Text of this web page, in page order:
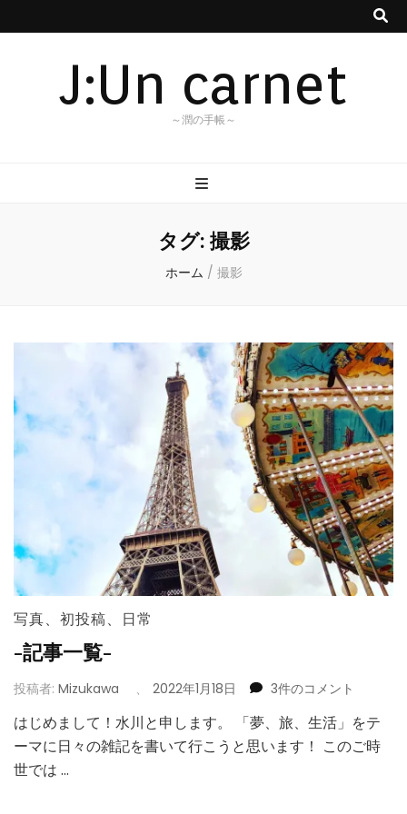
J:Un carnet
～潤の手帳～
タグ: 撮影
ホーム / 撮影
写真、 初投稿、 日常
-記事一覧-
投稿者: Mizukawa 、 2022年1月18日
-
事
一
3件のコメント
はじめまして！水川と申します。 「夢、旅、生活」をテ
ーマに日々の雑記を書いて行こうと思います！ このご時
世では …